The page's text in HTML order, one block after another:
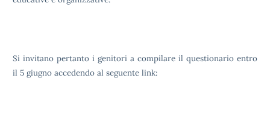
Si invitano pertanto i genitori a compilare il questionario entro
il 5 giugno accedendo al seguente link: